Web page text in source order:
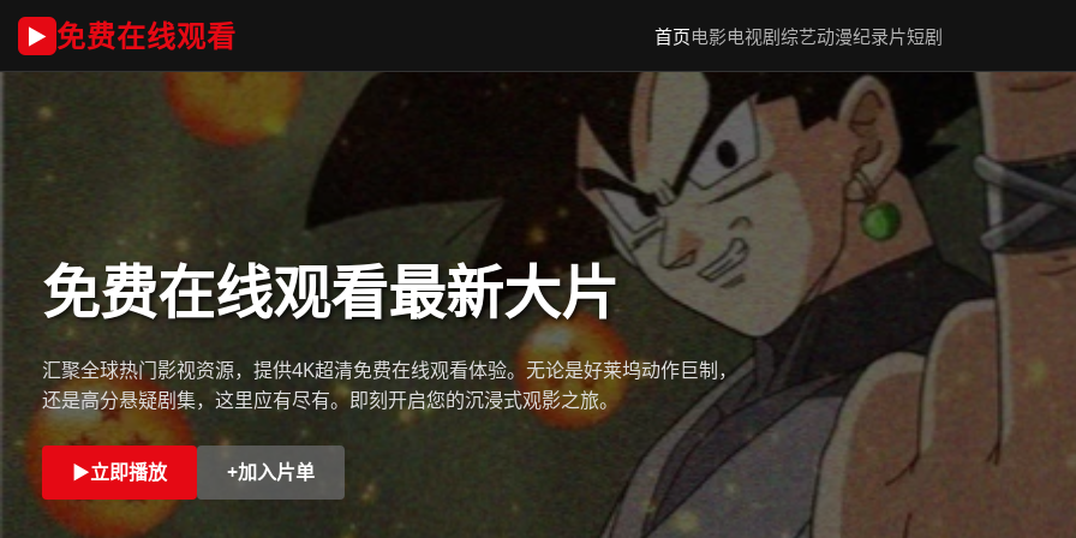
▶ 免费在线观看 首页电影电视剧综艺动漫纪录片短剧
免费在线观看最新大片
汇聚全球热门影视资源，提供4K超清免费在线观看体验。无论是好莱坞动作巨制，
还是高分悬疑剧集，这里应有尽有。即刻开启您的沉浸式观影之旅。
▶立即播放 +加入片单